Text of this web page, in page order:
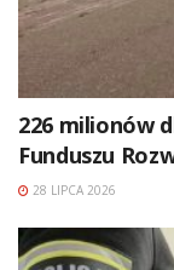
226 milionów
Funduszu
28 LIPCA 2026